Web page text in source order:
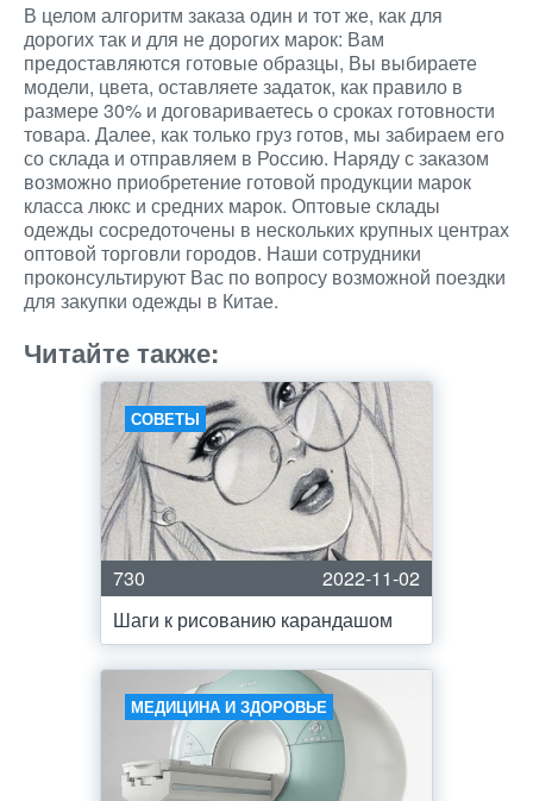
В целом алгоритм заказа один и тот же, как для
дорогих так и для не дорогих марок: Вам
предоставляются готовые образцы, Вы выбираете
модели, цвета, оставляете задаток, как правило в
размере 30% и договариваетесь о сроках готовности
товара. Далее, как только груз готов, мы забираем его
со склада и отправляем в Россию. Наряду с заказом
возможно приобретение готовой продукции марок
класса люкс и средних марок. Оптовые склады
одежды сосредоточены в нескольких крупных центрах
оптовой торговли городов. Наши сотрудники
проконсультируют Вас по вопросу возможной поездки
для закупки одежды в Китае.
Читайте также:
СОВЕТЫ
730
2022-11-02
Шаги к рисованию карандашом
МЕДИЦИНА И ЗДОРОВЬЕ